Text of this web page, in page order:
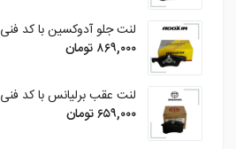
لنت جلو آدوکسین با کد فنی 0080
۸۶۹,۰۰۰ تومان
لنت عقب برلیانس با کد فنی 3501067
۶۵۹,۰۰۰تومان